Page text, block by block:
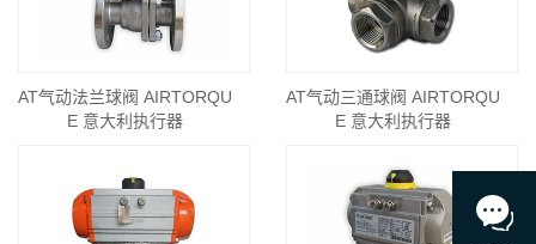
AT气动法兰球阀 AIRTORQU
E 意大利执行器
AT气动三通球阀 AIRTORQU
E 意大利执行器